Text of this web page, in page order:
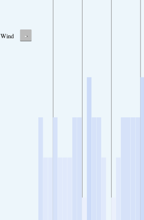
Wind -